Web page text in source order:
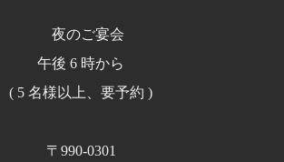
夜のご宴会
午後 6 時から
( 5 名様以上、要予約 )
〒990-0301